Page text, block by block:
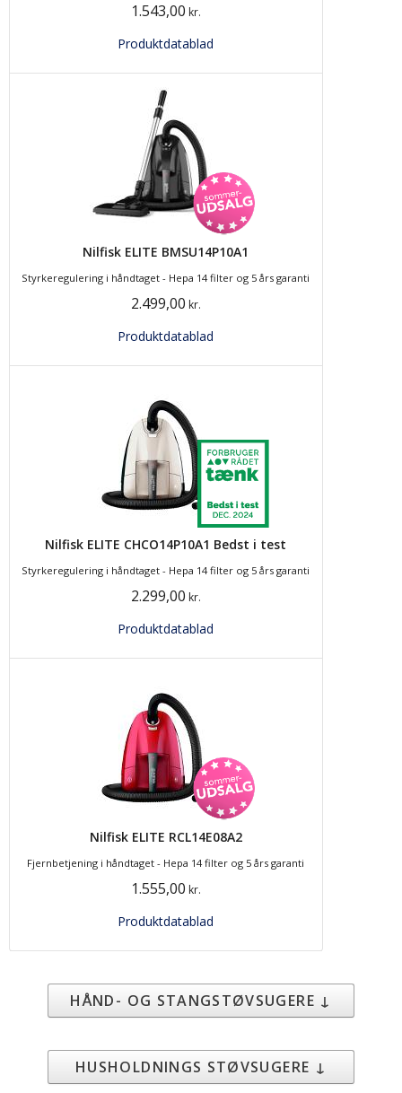
1.543,00 kr.
Produktdatablad
Nilfisk ELITE BMSU14P10A1
Styrkeregulering i håndtaget - Hepa 14 filter og 5 års garanti
2.499,00 kr.
Produktdatablad
Nilfisk ELITE CHCO14P10A1 Bedst i test
Styrkeregulering i håndtaget - Hepa 14 filter og 5 års garanti
2.299,00 kr.
Produktdatablad
Nilfisk ELITE RCL14E08A2
Fjernbetjening i håndtaget - Hepa 14 filter og 5 års garanti
1.555,00 kr.
Produktdatablad
HÅND- OG STANGSTØVSUGERE ↓
HUSHOLDNINGS STØVSUGERE ↓